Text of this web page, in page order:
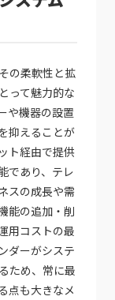
の柔軟性と拡
って魅力的な
や機器の設置
抑えることが
ト経由で提供
であり、テレ
スの成長や需
能の追加・削
用コストの最
ダーがシステ
ため、常に最
点も大きなメ